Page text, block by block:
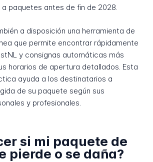
paquetes antes de fin de 2028.
a disposición una herramienta de
que permite encontrar rápidamente
y consignas automáticas más
horarios de apertura detallados. Esta
ayuda a los destinatarios a
de su paquete según sus
y profesionales.
si mi paquete de
pierde o se daña?